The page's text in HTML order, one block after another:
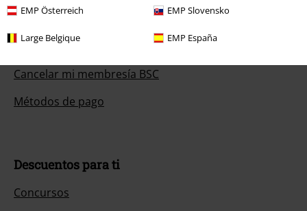
EMP Österreich EMP Slovensko
Large Belgique EMP España
Devolver un artículo
Información de tallas generales
Cancelar mi membresía BSC
Métodos de pago
Descuentos para ti
Concursos